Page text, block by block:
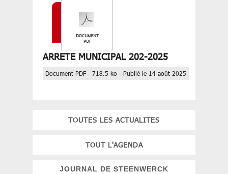
ARRETE MUNICIPAL 202-2025
Document PDF - 718.5 ko - Publié le 14 août 2025
TOUTES LES ACTUALITES
TOUT L'AGENDA
JOURNAL DE STEENWERCK